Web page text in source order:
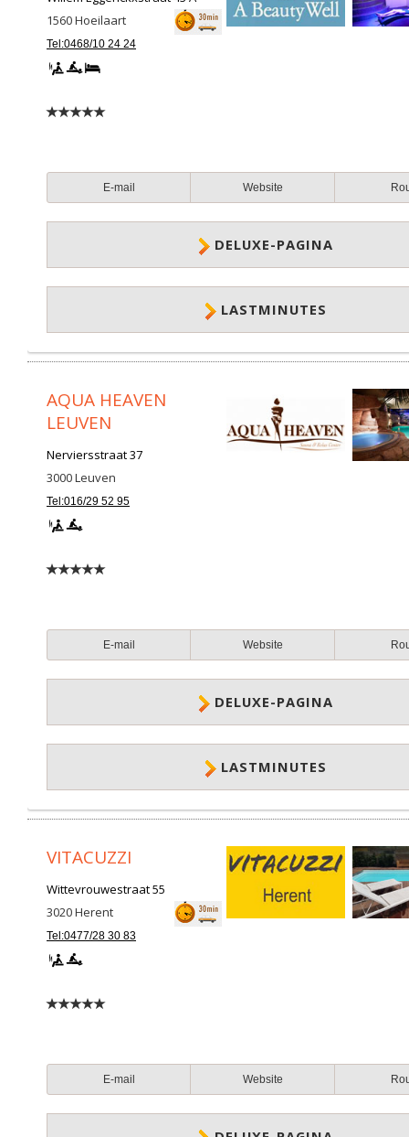
1560Hoeilaart
Tel:0468/10 24 24
E-mail Website
DELUXE-PAGINA
LASTMINUTES
AQUA HEAVEN
LEUVEN
Nerviersstraat 37
3000Leuven
Tel:016/29 52 95
E-mail Website
DELUXE-PAGINA
LASTMINUTES
VITACUZZI
Wittevrouwestraat 55
3020Herent
Tel:0477/28 30 83
E-mail Website